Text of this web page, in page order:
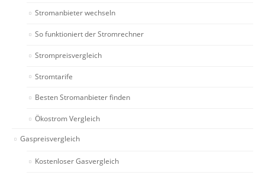
Stromanbieter wechseln
So funktioniert der Stromrechner
Strompreisvergleich
Stromtarife
Besten Stromanbieter finden
Ökostrom Vergleich
Gaspreisvergleich
Kostenloser Gasvergleich